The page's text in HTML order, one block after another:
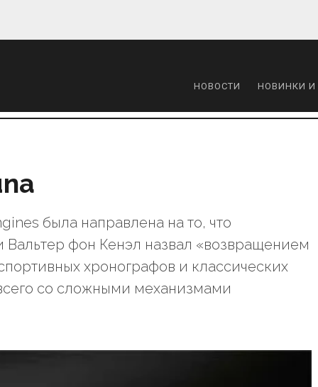
НОВОСТИ НОВИНКИ
была направлена на то, что
фон Кенэл назвал «возвращением
хронографов и классических
со сложными механизмами